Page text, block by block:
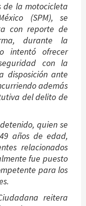
de la motocicleta
(SPM), se
con reporte de
durante la
intentó ofrecer
con la
disposición ante
además
del delito de
quien se
años de edad,
relacionados
fue puesto
para los
reitera